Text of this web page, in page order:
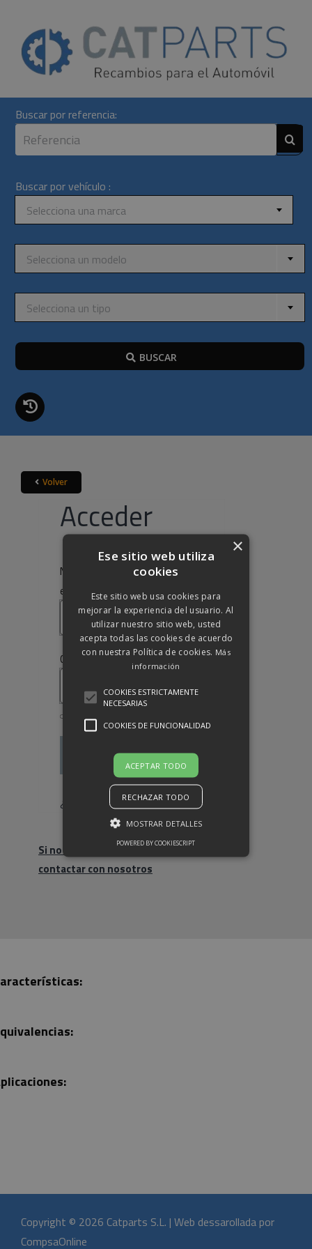
content
Buscar por referencia:
Buscar por vehículo :
Selecciona una marca
Selecciona un modelo
Selecciona un tipo
BUSCAR
Volver
Acceder
Nombre de usuario o correo
electrónico *Obligatorio
Contraseña*Obligatorio
Recuérdame
Acceso
¿Olvidaste la contraseña?
Si no eres cliente, haz click para
contactar con nosotros
Copyright © 2026 Catparts S.L. | Web dessarollada por
CompsaOnline
×
Ese sitio web utiliza
cookies
Este sitio web usa cookies para
mejorar la experiencia del usuario. Al
utilizar nuestro sitio web, usted
acepta todas las cookies de acuerdo
con nuestra Política de cookies. Más
información
COOKIES ESTRICTAMENTE
NECESARIAS
COOKIES DE FUNCIONALIDAD
ACEPTAR TODO
RECHAZAR TODO
MOSTRAR DETALLES
POWERED BY COOKIESCRIPT